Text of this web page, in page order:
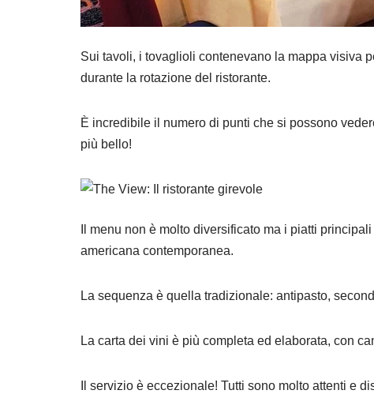
Sui tavoli, i tovaglioli contenevano la mappa visiva
durante la rotazione del ristorante.
È incredibile il numero di punti che si possono
più bello!
Il menu non è molto diversificato ma i piatti
americana contemporanea.
La sequenza è quella tradizionale: antipasto,
La carta dei vini è più completa ed elaborata, con
Il servizio è eccezionale! Tutti sono molto attenti e